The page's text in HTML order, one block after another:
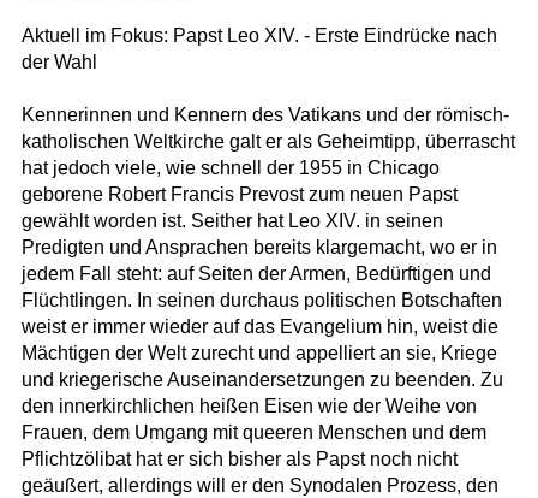
Aktuell im Fokus: Papst Leo XIV. - Erste Eindrücke nach
der Wahl
Kennerinnen und Kennern des Vatikans und der römisch-
katholischen Weltkirche galt er als Geheimtipp, überrascht
hat jedoch viele, wie schnell der 1955 in Chicago
geborene Robert Francis Prevost zum neuen Papst
gewählt worden ist. Seither hat Leo XIV. in seinen
Predigten und Ansprachen bereits klargemacht, wo er in
jedem Fall steht: auf Seiten der Armen, Bedürftigen und
Flüchtlingen. In seinen durchaus politischen Botschaften
weist er immer wieder auf das Evangelium hin, weist die
Mächtigen der Welt zurecht und appelliert an sie, Kriege
und kriegerische Auseinandersetzungen zu beenden. Zu
den innerkirchlichen heißen Eisen wie der Weihe von
Frauen, dem Umgang mit queeren Menschen und dem
Pflichtzölibat hat er sich bisher als Papst noch nicht
geäußert, allerdings will er den Synodalen Prozess, den